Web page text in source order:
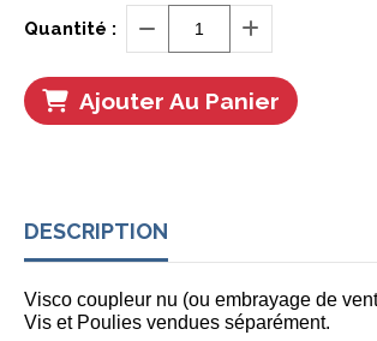
Quantité :
Ajouter Au Panier
DESCRIPTION
Visco coupleur nu (ou embrayage de
Vis et Poulies vendues séparément.